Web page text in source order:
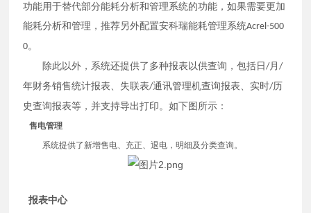
功能用于替代部分能耗分析和管理系统的功能，如果需要更加
能耗分析和管理，推荐另外配置安科瑞能耗管理系统Acrel-500
0。
除此以外，系统还提供了多种报表以供查询，包括日/月/
年财务销售统计报表、失联表/通讯管理机查询报表、实时/历
史查询报表等，并支持导出打印。如下图所示：
售电管理
系统提供了新增售电、充正、退电，明细及分类查询。
报表中心